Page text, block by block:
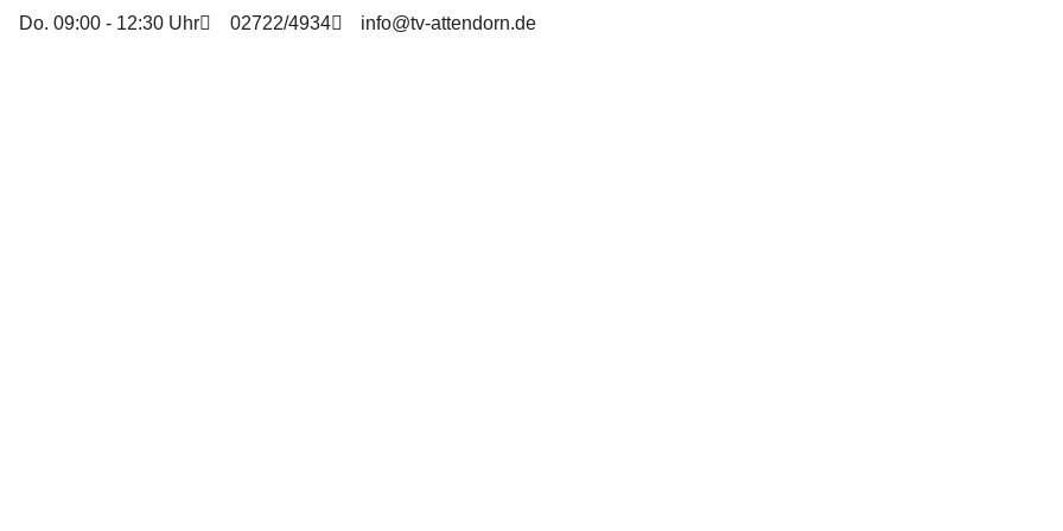
Do. 09:00 - 12:30 Uhr 02722/4934 info@tv-attendorn.de